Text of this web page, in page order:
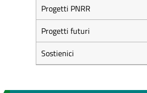
Progetti PNRR
Progetti futuri
Sostienici